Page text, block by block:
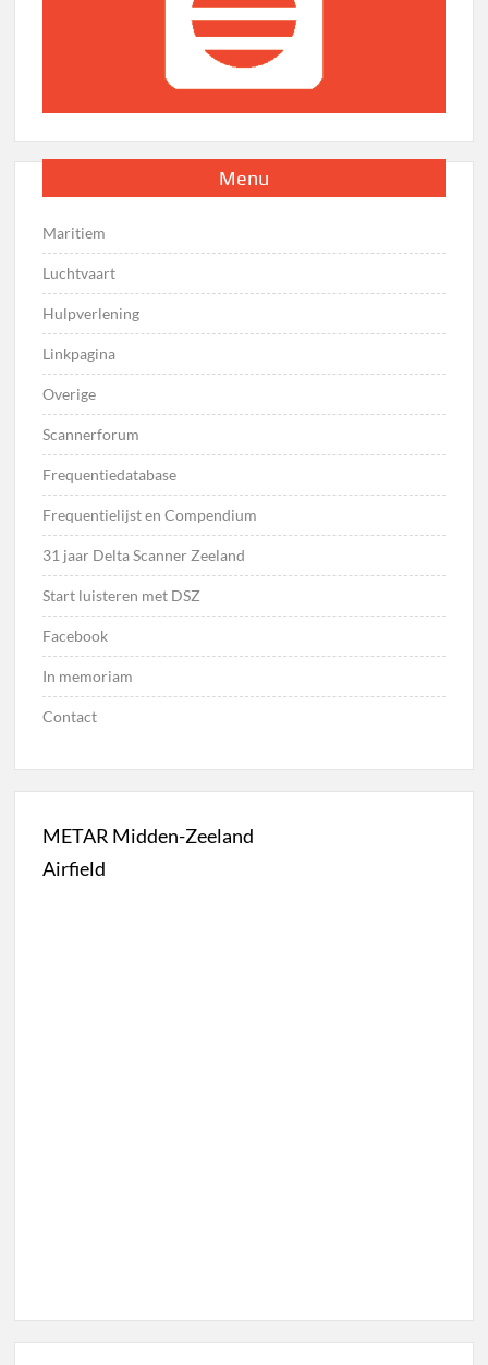
Menu
Maritiem
Luchtvaart
Hulpverlening
Linkpagina
Overige
Scannerforum
Frequentiedatabase
Frequentielijst en Compendium
31 jaar Delta Scanner Zeeland
Start luisteren met DSZ
Facebook
In memoriam
Contact
METAR Midden-Zeeland
Airfield